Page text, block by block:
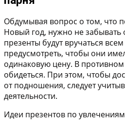
Обдумывая вопрос о том, что
Новый год, нужно не забывать
презенты будут вручаться
предусмотреть, чтобы они
одинаковую цену. В
обидеться. При этом, чтобы
от подношения, следует
деятельности.
Идеи презентов по